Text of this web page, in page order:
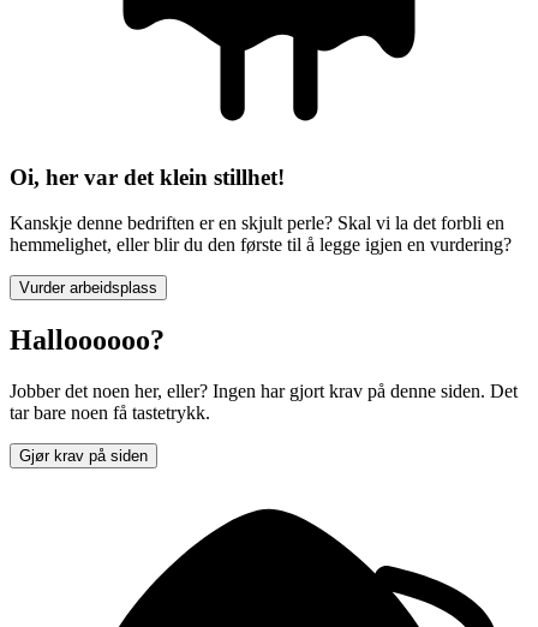
Oi, her var det klein stillhet!
Kanskje denne bedriften er en skjult perle? Skal vi la det forbli en
hemmelighet, eller blir du den første til å legge igjen en vurdering?
Vurder arbeidsplass
Halloooooo?
Jobber det noen her, eller? Ingen har gjort krav på denne siden. Det
tar bare noen få tastetrykk.
Gjør krav på siden